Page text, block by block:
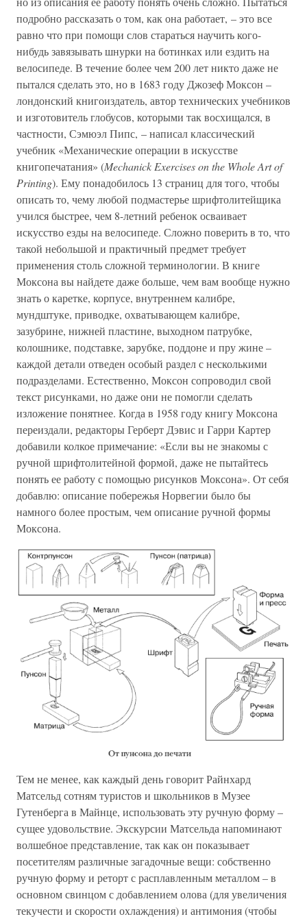
подробно рассказать о том, как она работает, – это все
равно что при помощи слов стараться научить кого-
нибудь завязывать шнурки на ботинках или ездить на
велосипеде. В течение более чем 200 лет никто даже не
пытался сделать это, но в 1683 году Джозеф Моксон –
лондонский книгоиздатель, автор технических учебников
и изготовитель глобусов, которыми так восхищался, в
частности, Сэмюэл Пипс, – написал классический
учебник «Механические операции в искусстве
книгопечатания» (Mechanick Exercises on the Whole Art of
Printing). Ему понадобилось 13 страниц для того, чтобы
описать то, чему любой подмастерье шрифтолитейщика
учился быстрее, чем 8-летний ребенок осваивает
искусство езды на велосипеде. Сложно поверить в то, что
такой небольшой и практичный предмет требует
применения столь сложной терминологии. В книге
Моксона вы найдете даже больше, чем вам вообще нужно
знать о каретке, корпусе, внутреннем калибре,
мундштуке, приводке, охватывающем калибре,
зазубрине, нижней пластине, выходном патрубке,
колошнике, подставке, зарубке, поддоне и пру жине –
каждой детали отведен особый раздел с несколькими
подразделами. Естественно, Моксон сопроводил свой
текст рисунками, но даже они не помогли сделать
изложение понятнее. Когда в 1958 году книгу Моксона
переиздали, редакторы Герберт Дэвис и Гарри Картер
добавили колкое примечание: «Если вы не знакомы с
ручной шрифтолитейной формой, даже не пытайтесь
понять ее работу с помощью рисунков Моксона». От себя
добавлю: описание побережья Норвегии было бы
намного более простым, чем описание ручной формы
Моксона.
Тем не менее, как каждый день говорит Райнхард
Матсельд сотням туристов и школьников в Музее
Гутенберга в Майнце, использовать эту ручную форму –
сущее удовольствие. Экскурсии Матсельда напоминают
волшебное представление, так как он показывает
посетителям различные загадочные вещи: собственно
ручную форму и реторт с расплавленным металлом – в
основном свинцом с добавлением олова (для увеличения
текучести и скорости охлаждения) и антимония (чтобы